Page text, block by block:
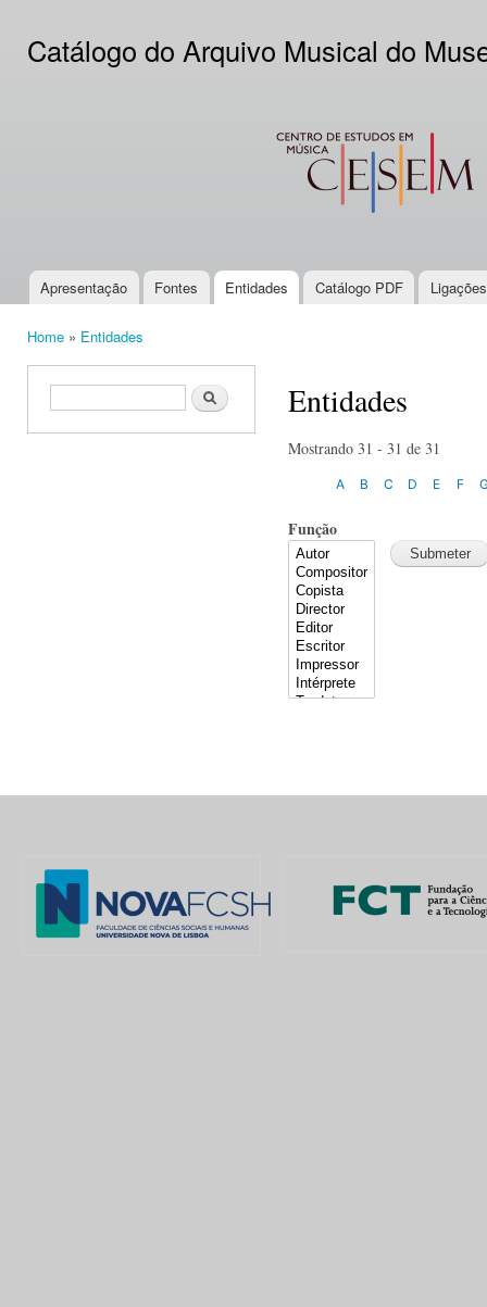
Catálogo do Arquivo Musical do
CESEM
Main menu
Apresentação Fontes Entidades Catálogo PDF
Home » Entidades
Search form Search Entidades
Mostrando 31 - 31 de 31
A B C D E F
Função